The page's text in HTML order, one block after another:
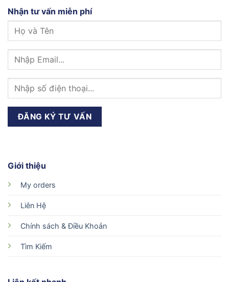
Giới thiệu
My orders
Liên Hệ
Chính sách & Điều Khoản
Tìm Kiếm
Nhận tư vấn miễn phí